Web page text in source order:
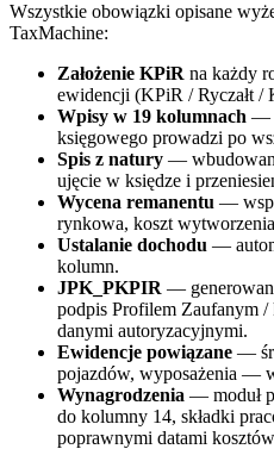
Wszystkie obowiązki opisane
TaxMachine:
Założenie KPiR na każdy
ewidencji (KPiR / Ryczałt /
Wpisy w 19 kolumnach —
księgowego prowadzi po
Spis z natury —
ujęcie w księdze i
Wycena remanentu —
rynkowa, koszt
Ustalanie dochodu —
kolumn.
JPK_PKPIR —
podpis Profilem Zaufanym
danymi autoryzacyjnymi.
Ewidencje powiązane —
pojazdów, wyposażenia —
Wynagrodzenia — moduł
do kolumny 14, składki
poprawnymi datami